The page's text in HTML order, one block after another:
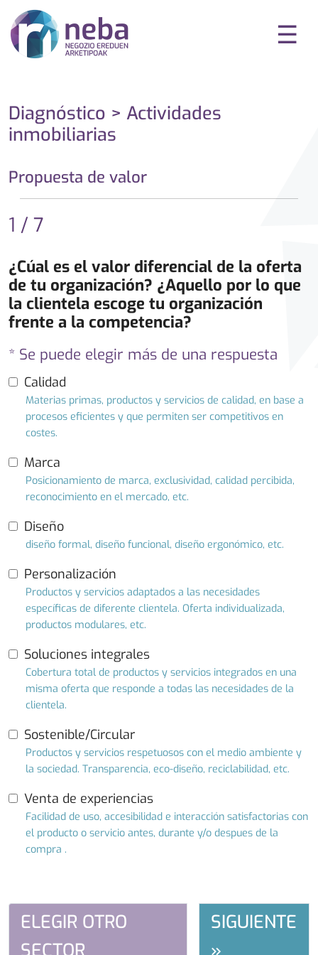
☰
Diagnóstico > Actividades
inmobiliarias
Propuesta de valor
1 / 7
¿Cúal es el valor diferencial de la oferta
de tu organización? ¿Aquello por lo que
la clientela escoge tu organización
frente a la competencia?
* Se puede elegir más de una respuesta
Calidad
Materias primas, productos y servicios de calidad, en base a
procesos eficientes y que permiten ser competitivos en
costes.
Marca
Posicionamiento de marca, exclusividad, calidad percibida,
reconocimiento en el mercado, etc.
Diseño
diseño formal, diseño funcional, diseño ergonómico, etc.
Personalización
Productos y servicios adaptados a las necesidades
específicas de diferente clientela. Oferta individualizada,
productos modulares, etc.
Soluciones integrales
Cobertura total de productos y servicios integrados en una
misma oferta que responde a todas las necesidades de la
clientela.
Sostenible/Circular
Productos y servicios respetuosos con el medio ambiente y
la sociedad. Transparencia, eco-diseño, reciclabilidad, etc.
Venta de experiencias
Facilidad de uso, accesibilidad e interacción satisfactorias con
el producto o servicio antes, durante y/o despues de la
compra .
ELEGIR OTRO
SIGUIENTE